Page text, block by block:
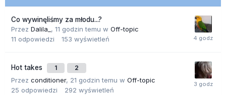
Co wywinęliśmy za młodu...?
Przez Dalila_ , 11 godzin temu w Off-topic
11 odpowiedzi 153 wyświetleń
Hot takes 1 2
Przez conditioner, 21 godzin temu w Off-topic
25 odpowiedzi 292 wyświetleń